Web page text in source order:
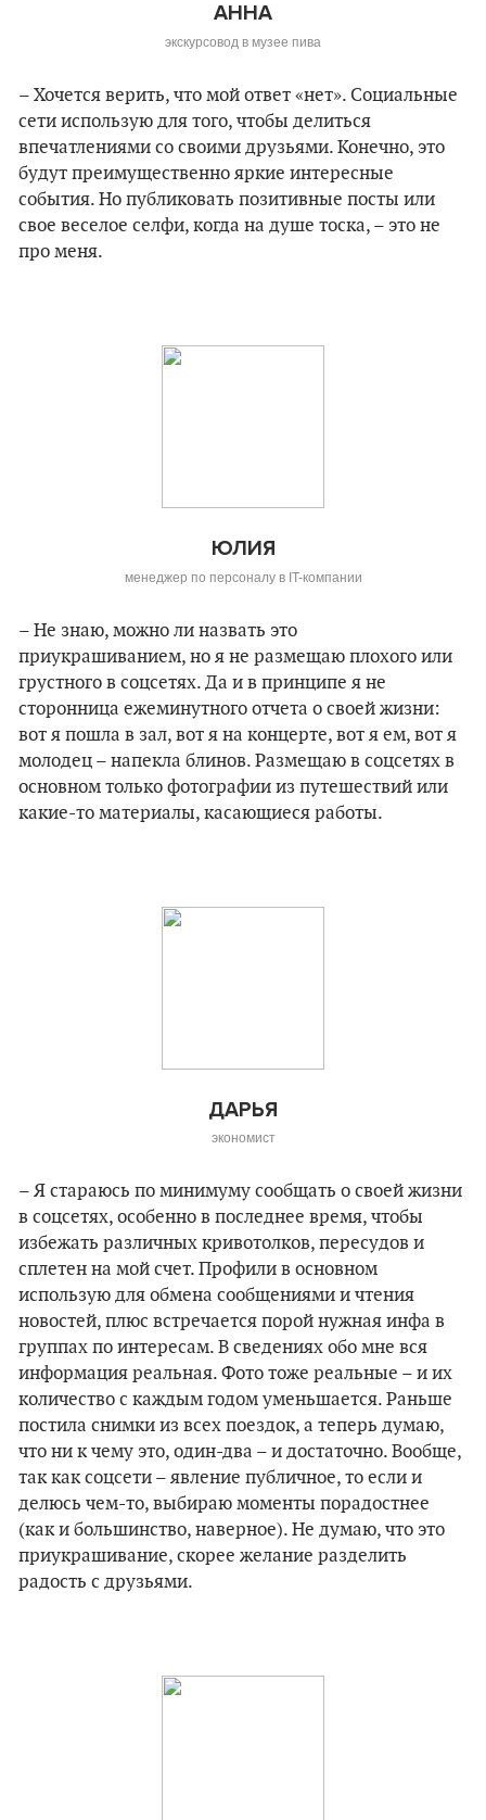
АННА
экскурсовод в музее пива
– Хочется верить, что мой ответ «нет». Социальные
сети использую для того, чтобы делиться
впечатлениями со своими друзьями. Конечно, это
будут преимущественно яркие интересные
события. Но публиковать позитивные посты или
свое веселое селфи, когда на душе тоска, – это не
про меня.
ЮЛИЯ
менеджер по персоналу в IT-компании
– Не знаю, можно ли назвать это
приукрашиванием, но я не размещаю плохого или
грустного в соцсетях. Да и в принципе я не
сторонница ежеминутного отчета о своей жизни:
вот я пошла в зал, вот я на концерте, вот я ем, вот я
молодец – напекла блинов. Размещаю в соцсетях в
основном только фотографии из путешествий или
какие-то материалы, касающиеся работы.
ДАРЬЯ
экономист
– Я стараюсь по минимуму сообщать о своей жизни
в соцсетях, особенно в последнее время, чтобы
избежать различных кривотолков, пересудов и
сплетен на мой счет. Профили в основном
использую для обмена сообщениями и чтения
новостей, плюс встречается порой нужная инфа в
группах по интересам. В сведениях обо мне вся
информация реальная. Фото тоже реальные – и их
количество с каждым годом уменьшается. Раньше
постила снимки из всех поездок, а теперь думаю,
что ни к чему это, один-два – и достаточно. Вообще,
так как соцсети – явление публичное, то если и
делюсь чем-то, выбираю моменты порадостнее
(как и большинство, наверное). Не думаю, что это
приукрашивание, скорее желание разделить
радость с друзьями.